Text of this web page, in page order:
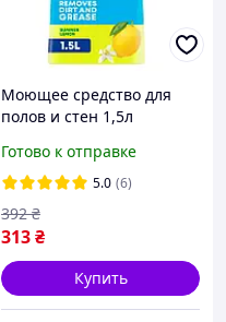
Моющее средство для
полов и стен 1,5л
Готово к отправке
5.0 (6)
313₴
392 ₴
Купить